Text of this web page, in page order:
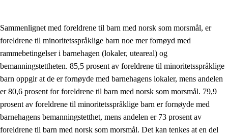
Sammenlignet med foreldrene til barn med norsk som morsmål, er
foreldrene til minoritetsspråklige barn noe mer fornøyd med
rammebetingelser i barnehagen (lokaler, uteareal) og
bemanningstettheten. 85,5 prosent av foreldrene til minoritetsspråklige
barn oppgir at de er fornøyde med barnehagens lokaler, mens andelen
er 80,6 prosent for foreldrene til barn med norsk som morsmål. 79,9
prosent av foreldrene til minoritetsspråklige barn er fornøyde med
barnehagens bemanningstetthet, mens andelen er 73 prosent av
foreldrene til barn med norsk som morsmål. Det kan tenkes at en del